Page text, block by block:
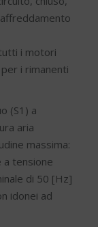
i motori
i rimanenti
(S1) a
aria
massima:
a tensione
di 50 [Hz]
idonei ad